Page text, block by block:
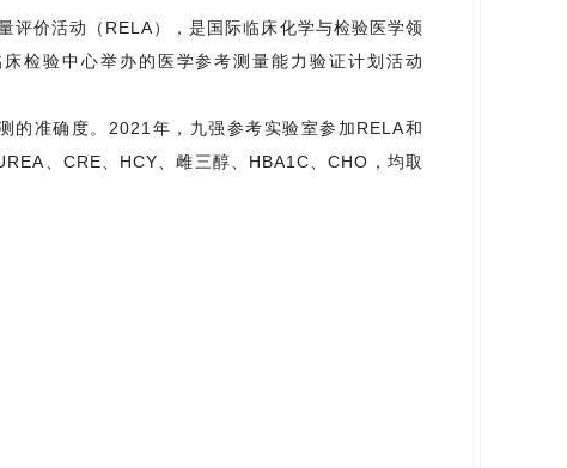
评价活动（RELA），是国际临床化学与检验医学领
检验中心举办的医学参考测量能力验证计划活动
的准确度。2021年，九强参考实验室参加RELA和
、CRE、HCY、雌三醇、HBA1C、CHO，均取